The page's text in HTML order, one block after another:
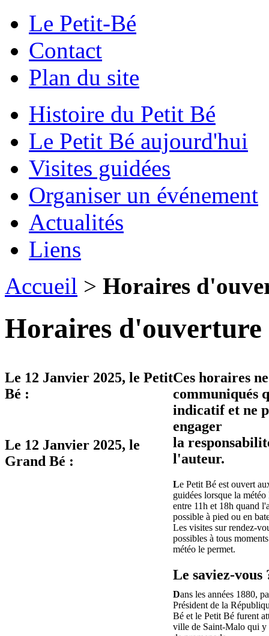
Le Petit-Bé
Contact
Plan du site
Histoire du Petit Bé
Le Petit Bé aujourd'hui
Visites guidées
Organiser un événement
Actualités
Liens
Accueil > Horaires
Horaires d'ouverture
Le 12 Janvier 2025, le Petit
Bé :
Le 12 Janvier 2025, le
Grand Bé :
Ces horaires
communiqués
indicatif et ne
engager
la
l'auteur.
Le Petit Bé est ouvert
guidées lorsque la météo
entre 11h et 18h quand
possible à pied ou en
Les visites sur rendez-
possibles à tous
météo le permet.
Le saviez-vous
Dans les années 1880,
Président de la
Bé et le Petit Bé furent
ville de Saint-Malo qui